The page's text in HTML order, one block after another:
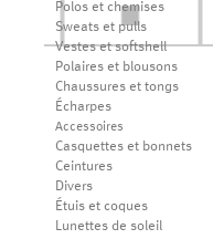
Polos et chemises
Sweats et pulls
Vestes et softshell
Polaires et blousons
Chaussures et tongs
Écharpes
Accessoires
Casquettes et bonnets
Ceintures
Divers
Étuis et coques
Lunettes de soleil